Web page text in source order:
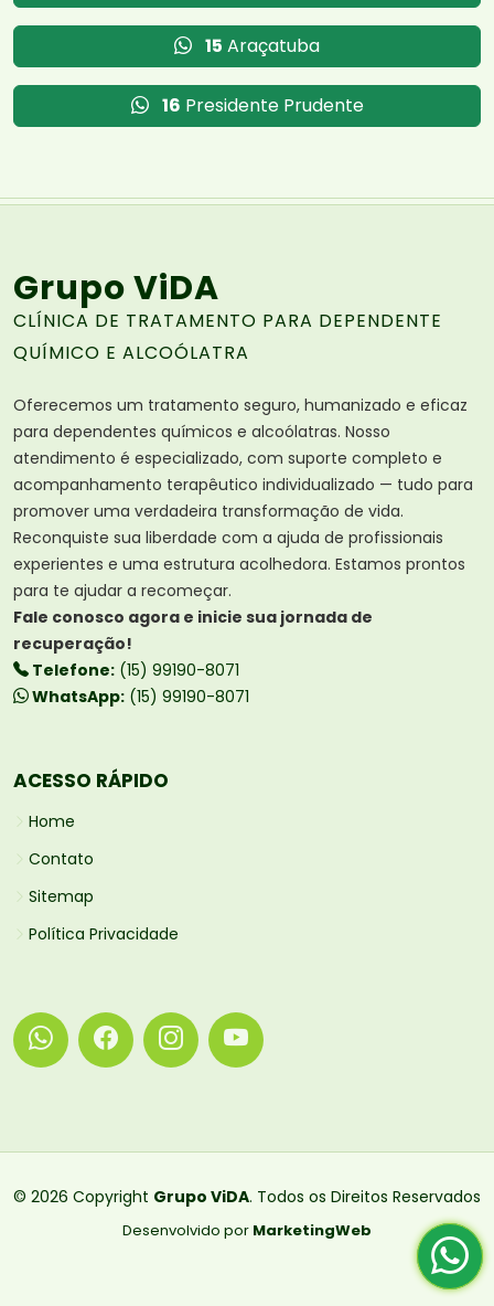
15 Araçatuba
16 Presidente Prudente
Grupo ViDA
CLÍNICA DE TRATAMENTO PARA DEPENDENTE
QUÍMICO E ALCOÓLATRA
Oferecemos um tratamento seguro, humanizado e eficaz
para dependentes químicos e alcoólatras. Nosso
atendimento é especializado, com suporte completo e
acompanhamento terapêutico individualizado — tudo para
promover uma verdadeira transformação de vida.
Reconquiste sua liberdade com a ajuda de profissionais
experientes e uma estrutura acolhedora. Estamos prontos
para te ajudar a recomeçar.
Fale conosco agora e inicie sua jornada de
recuperação!
Telefone: (15) 99190-8071
WhatsApp: (15) 99190-8071
ACESSO RÁPIDO
Home
Contato
Sitemap
Política Privacidade
© 2026 Copyright Grupo ViDA. Todos os Direitos Reservados
Desenvolvido por MarketingWeb